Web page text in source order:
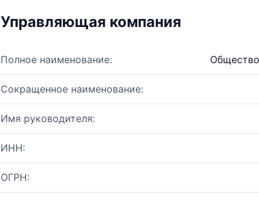
Управляющая компания
Полное наименование:
Сокращенное наименование:
Имя руководителя:
ИНН:
ОГРН: